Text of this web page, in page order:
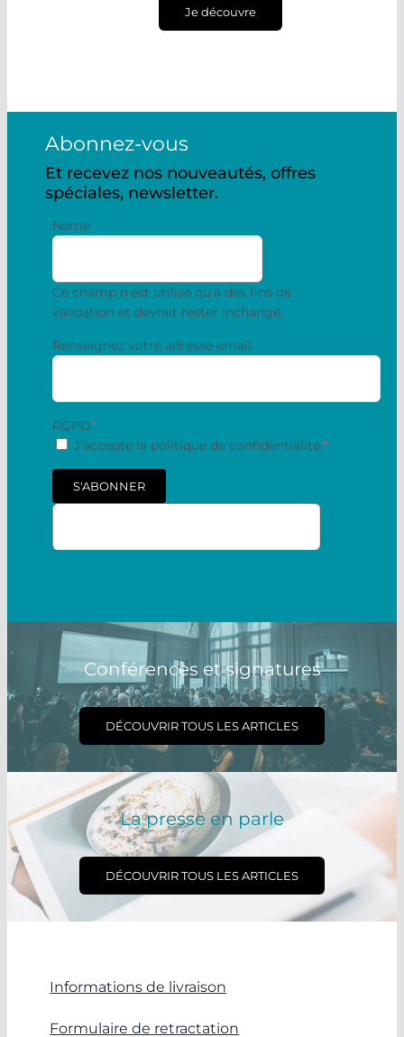
Je découvre
Abonnez-vous
Et recevez nos nouveautés, offres
spéciales, newsletter.
Name
Ce champ n’est utilisé qu’à des fins de
validation et devrait rester inchangé.
Renseignez votre adresse email
RGPD*
J’accepte la politique de confidentialité.*
S'ABONNER
Conférences et signatures
DÉCOUVRIR TOUS LES ARTICLES
La presse en parle
DÉCOUVRIR TOUS LES ARTICLES
Informations de livraison
Formulaire de retractation